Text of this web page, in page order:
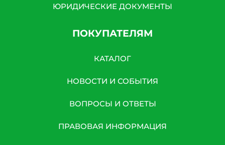
ЮРИДИЧЕСКИЕ ДОКУМЕНТЫ
ПОКУПАТЕЛЯМ
КАТАЛОГ
НОВОСТИ И СОБЫТИЯ
ВОПРОСЫ И ОТВЕТЫ
ПРАВОВАЯ ИНФОРМАЦИЯ
согласие на обработку моих персональных данных, в
целей, определенных в Согласии на обработку